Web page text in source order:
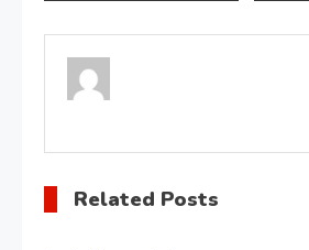
navigation
Related Posts